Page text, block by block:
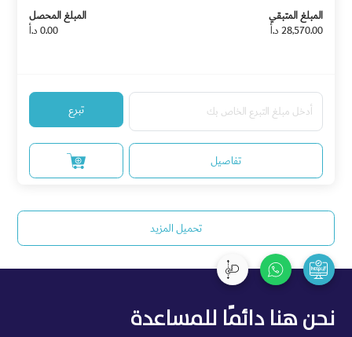
المبلغ المتبقي
28,570.00 د.أ
المبلغ المحصل
0.00 د.أ
تبرع
تفاصيل
تحميل المزيد‎
نحن هنا دائمًا للمساعدة